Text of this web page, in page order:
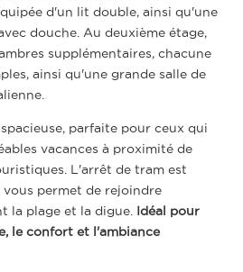
d'un lit double, ainsi qu'une
douche. Au deuxième étage,
supplémentaires, chacune
ainsi qu'une grande salle de
parfaite pour ceux qui
vacances à proximité de
L'arrêt de tram est
vous permet de rejoindre
la plage et la digue. Idéal pour
le confort et l'ambiance